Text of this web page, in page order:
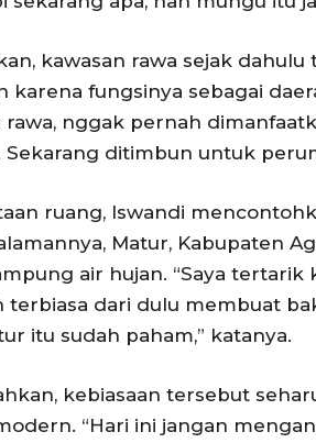
kawasan rawa sejak
karena fungsinya sebagai
nggak pernah
Sekarang ditimbun untuk
ruang, Iswandi
Matur, Kabupaten
air hujan. “Saya
terbiasa dari dulu membuat
itu sudah paham,” katanya.
kebiasaan tersebut
“Hari ini jangan